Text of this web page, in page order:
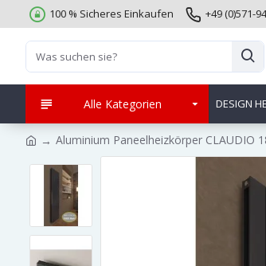
100 % Sicheres Einkaufen +49 (0)571-
Alle Kategorien DESIGN
Aluminium Paneelheizkörper CLAUDIO